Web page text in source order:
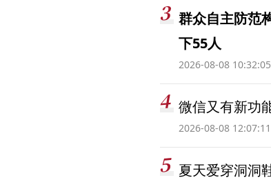
群众自主防范
下55人
2026-08-08 10:32:05
微信又有新功
2026-08-08 12:07:11
夏天爱穿洞洞